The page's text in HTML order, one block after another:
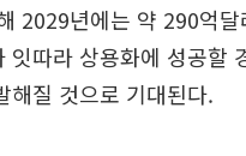
2029년에는 약 290억
잇따라 상용화에 성공할
해질 것으로 기대된다.